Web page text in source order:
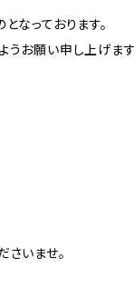
なっております。
お願い申し上げます
いませ。